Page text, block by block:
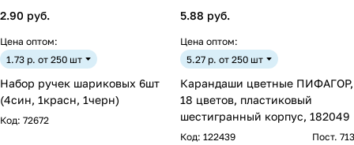
2.90 руб.
Цена оптом:
1.73 р. от 250 шт
Набор ручек шариковых 6шт
(4син, 1красн, 1черн)
Код: 72672
5.88 руб.
Цена оптом:
5.27 р. от 250 шт
Карандаши цветные ПИФАГОР,
18 цветов, пластиковый
шестигранный корпус, 182049
Код: 122439 Пост. 713